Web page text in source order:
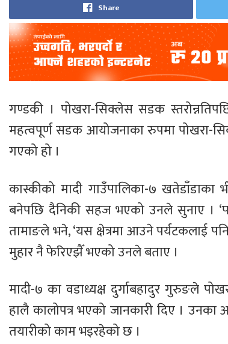
Share
गण्डकी । पोखरा-सिक्लेस सडक
महत्वपूर्ण सडक आयोजनाका रुपमा पोखरा-
गएको हो ।
कास्कीको मादी गाउँपालिका-७
बनेपछि दैनिकी सहज भएको उनले सुनाए ।
तामाङले भने, ‘यस क्षेत्रमा आउने पर्यटकलाई
मुहार नै फेरिएझैँ भएको उनले बताए ।
मादी-७ का वडाध्यक्ष दुर्गाबहादुर गुरुङले
हालै कालोपत्र भएको जानकारी दिए । उनका
तयारीको काम भइरहेको छ ।